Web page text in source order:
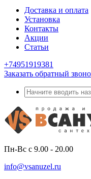
Доставка и оплата
Установка
Контакты
Акции
Статьи
+74951919381
Заказать обратный
Пн-Вс с 9.00 - 20.00
info@vsanuzel.ru